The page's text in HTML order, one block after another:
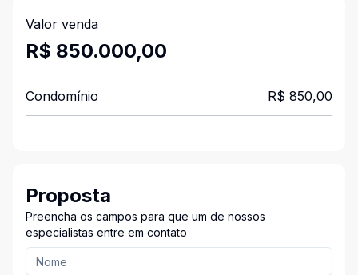
Valor venda
R$ 850.000,00
Condomínio R$ 850,00
Proposta
Preencha os campos para que um de nossos
especialistas entre em contato